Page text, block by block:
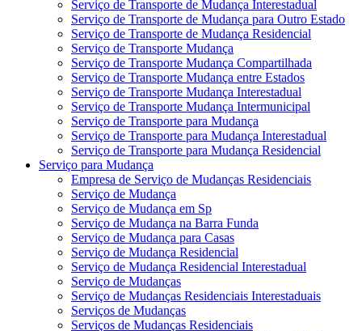
Serviço de Transporte de Mudança Interestadual
Serviço de Transporte de Mudança para Outro Estado
Serviço de Transporte de Mudança Residencial
Serviço de Transporte Mudança
Serviço de Transporte Mudança Compartilhada
Serviço de Transporte Mudança entre Estados
Serviço de Transporte Mudança Interestadual
Serviço de Transporte Mudança Intermunicipal
Serviço de Transporte para Mudança
Serviço de Transporte para Mudança Interestadual
Serviço de Transporte para Mudança Residencial
Serviço para Mudança
Empresa de Serviço de Mudanças Residenciais
Serviço de Mudança
Serviço de Mudança em Sp
Serviço de Mudança na Barra Funda
Serviço de Mudança para Casas
Serviço de Mudança Residencial
Serviço de Mudança Residencial Interestadual
Serviço de Mudanças
Serviço de Mudanças Residenciais Interestaduais
Serviços de Mudanças
Serviços de Mudanças Residenciais